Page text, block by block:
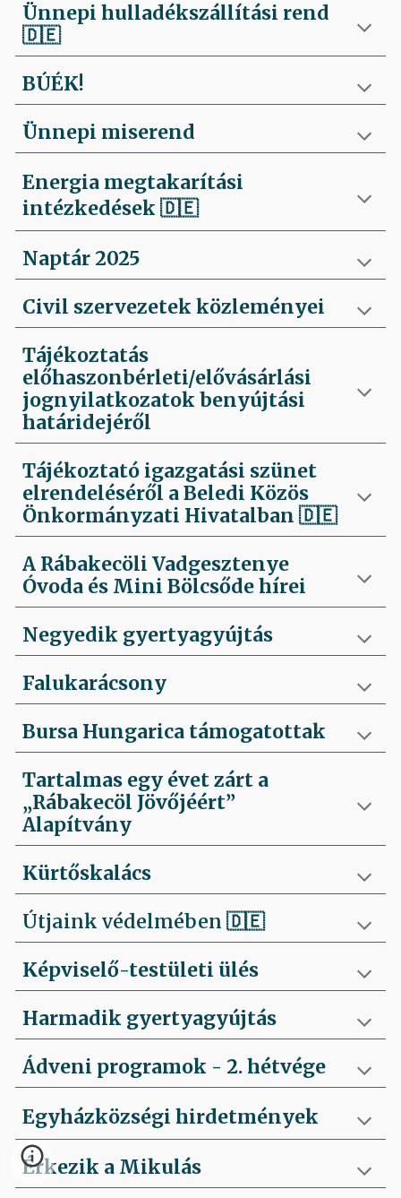
Ünnepi hulladékszállítási rend
🇩🇪
BÚÉK!
Ünnepi miserend
Energia megtakarítási
intézkedések🇩🇪
Naptár 2025
Civil szervezetek közleményei
Tájékoztatás
előhaszonbérleti/elővásárlási
jognyilatkozatok benyújtási
határidejéről
Tájékoztató igazgatási szünet
elrendeléséről a Beledi Közös
Önkormányzati Hivatalban🇩🇪
A Rábakecöli Vadgesztenye
Óvoda és Mini Bölcsőde hírei
Negyedik gyertyagyújtás
Falukarácsony
Bursa Hungarica támogatottak
Tartalmas egy évet zárt a
„Rábakecöl Jövőjéért”
Alapítvány
Kürtőskalács
Útjaink védelmében🇩🇪
Képviselő-testületi ülés
Harmadik gyertyagyújtás
Ádveni programok - 2. hétvége
Egyházközségi hirdetmények
Érkezik a Mikulás